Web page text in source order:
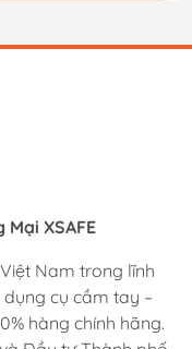
XSAFE
Nam trong lĩnh
cụ cầm tay –
hàng chính hãng.